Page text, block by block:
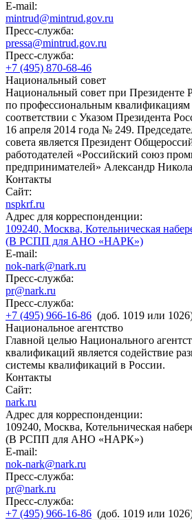
E-mail:
mintrud@mintrud.gov.ru
Пресс-служба:
pressa@mintrud.gov.ru
Пресс-служба:
+7 (495) 870-68-46
Национальный совет
Национальный совет при Президенте
по профессиональным квалификациям
соответствии с Указом Президента
16 апреля 2014 года № 249.
совета является Президент
работодателей «Российский союз
предпринимателей» Александр
Контакты
Сайт:
nspkrf.ru
Адрес для корреспонденции:
109240, Москва, Котельническая
(В РСПП для АНО «НАРК»)
E-mail:
nok-nark@nark.ru
Пресс-служба:
pr@nark.ru
Пресс-служба:
+7 (495) 966-16-86 (доб. 1019 или
Национальное агентство
Главной целью Национального
квалификаций является содействие
системы квалификаций в России.
Контакты
Сайт:
nark.ru
Адрес для корреспонденции:
109240, Москва, Котельническая
(В РСПП для АНО «НАРК»)
E-mail:
nok-nark@nark.ru
Пресс-служба:
pr@nark.ru
Пресс-служба:
+7 (495) 966-16-86 (доб. 1019 или